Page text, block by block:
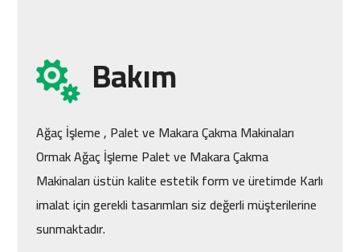
Bakım
Ağaç İşleme , Palet ve Makara Çakma Makinaları
Ormak Ağaç İşleme Palet ve Makara Çakma
Makinaları üstün kalite estetik form ve üretimde Karlı
imalat için gerekli tasarımları siz değerli müşterilerine